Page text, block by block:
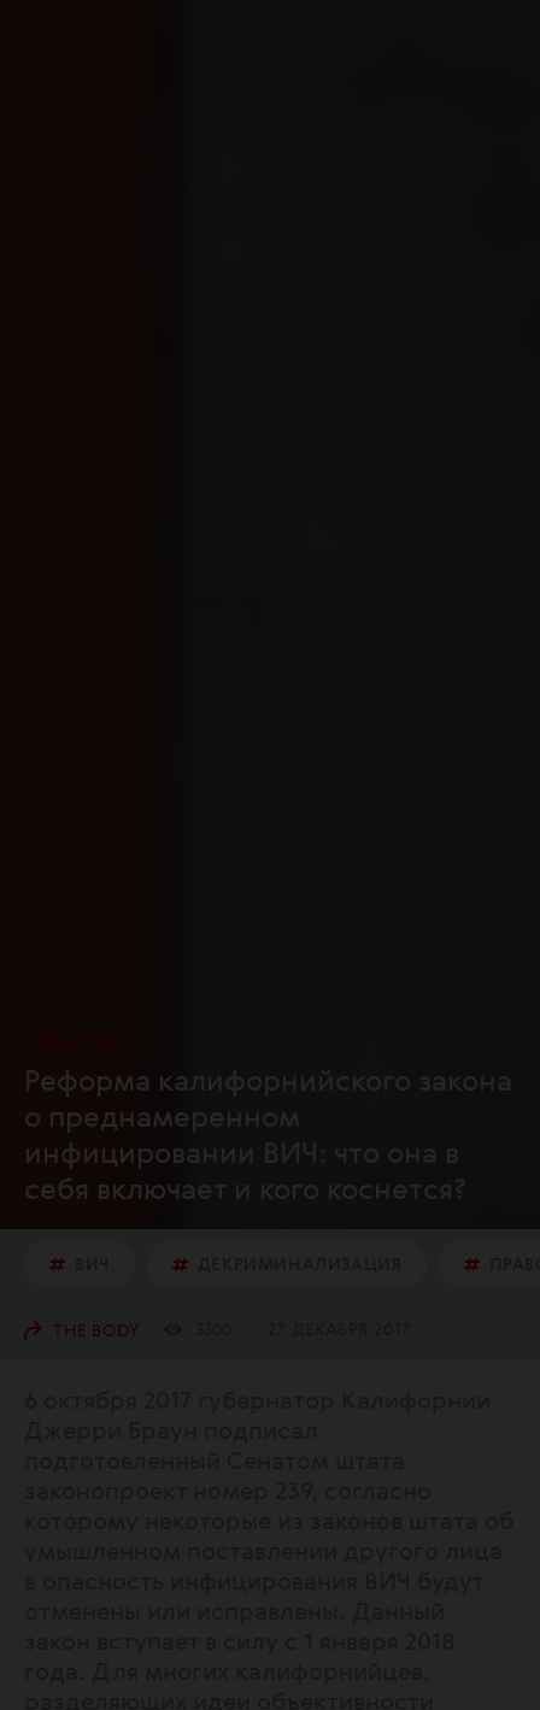
Реформа калифорнийского закона
о преднамеренном
инфицировании ВИЧ: что она в
себя включает и кого коснется?
THE BODY